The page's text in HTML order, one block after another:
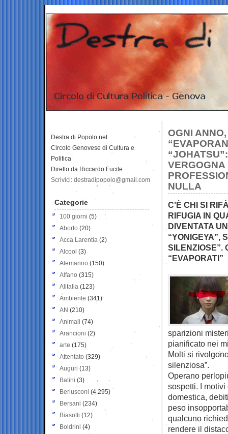
OGNI
NULLA
C’È CHI SI
RIFUGIA IN
DIVENTATA
“YONIGEYA”,
SILENZIOSE”.
“EVAPORATI”
sparizioni
pianificato nei
Molti si
silenziosa”.
Operano
sospetti. I
domestica,
peso
qualcuno
rendere il
Destra di Popolo.net
Circolo Genovese di Cultura e
Politica
Diretto da Riccardo Fucile
Scrivici: destradipopolo@gmail.com
Categorie
100 giorni (5)
Aborto (20)
Acca Larentia (2)
Alcool (3)
Alemanno (150)
Alfano (315)
Alitalia (123)
Ambiente (341)
AN (210)
Animali (74)
Arancioni (2)
arte (175)
Attentato (329)
Auguri (13)
Batini (3)
Berlusconi (4.295)
Bersani (234)
Biasotti (12)
Boldrini (4)